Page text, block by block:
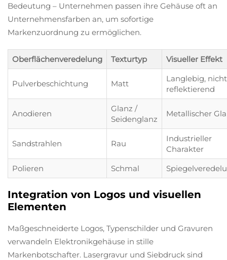
Bedeutung – Unternehmen passen ihre Gehäuse oft an
Unternehmensfarben an, um sofortige
Markenzuordnung zu ermöglichen.
Oberflächenveredelung Texturtyp Visueller Effekt
Pulverbeschichtung Matt
Langlebig, nicht
reflektierend
Anodieren
Glanz /
Seidenglanz
Metallischer
Sandstrahlen Rau
Industrieller
Charakter
Polieren
Schmal
Integration von Logos und visuellen
Elementen
Maßgeschneiderte Logos, Typenschilder und Gravuren
verwandeln Elektronikgehäuse in stille
Markenbotschafter. Lasergravur und Siebdruck sind